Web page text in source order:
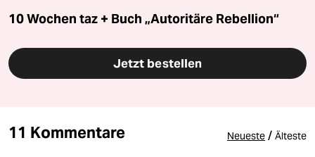
10 Wochen taz + Buch „Autoritäre Rebellion“
Jetzt bestellen
11 Kommentare Neueste / Älteste